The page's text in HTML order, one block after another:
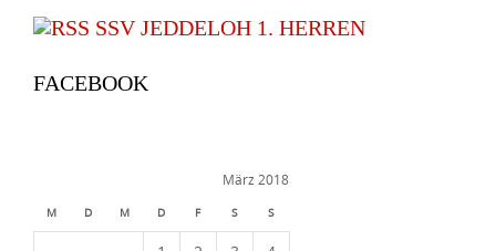
SSV JEDDELOH 1. HERREN
FACEBOOK
März 2018
M D M D F S S